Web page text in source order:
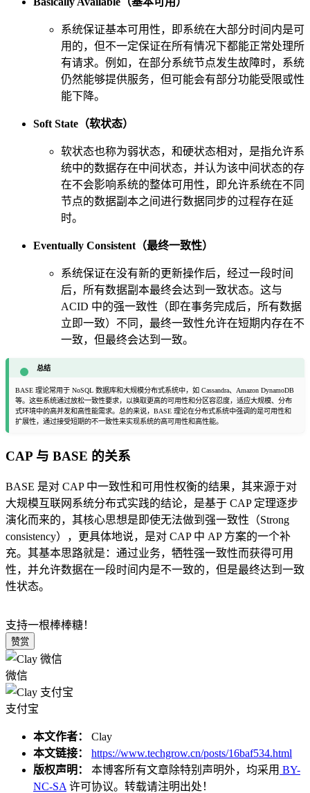
系统保证基本可用性，即系统在大部分时间内是可
用的，但不一定保证在所有情况下都能正常处理所
有请求。例如，在部分系统节点发生故障时，系统
仍然能够提供服务，但可能会有部分功能受限或性
能下降。
Soft State（软状态）
软状态也称为弱状态，和硬状态相对，是指允许系
统中的数据存在中间状态，并认为该中间状态的存
在不会影响系统的整体可用性，即允许系统在不同
节点的数据副本之间进行数据同步的过程存在延
时。
Eventually Consistent（最终一致性）
系统保证在没有新的更新操作后，经过一段时间
后，所有数据副本最终会达到一致状态。这与
ACID 中的强一致性（即在事务完成后，所有数据
立即一致）不同，最终一致性允许在短期内存在不
一致，但最终会达到一致。
总结
BASE 理论常用于 NoSQL 数据库和大规模分布式系统中，如 Cassandra、Amazon DynamoDB
等。这些系统通过放松一致性要求，以换取更高的可用性和分区容忍度，适应大规模、分布
式环境中的高并发和高性能需求。总的来说，BASE 理论在分布式系统中强调的是可用性和
扩展性，通过接受短期的不一致性来实现系统的高可用性和高性能。
CAP 与 BASE 的关系
BASE 是对 CAP 中一致性和可用性权衡的结果，其来源于对
大规模互联网系统分布式实践的结论，是基于 CAP 定理逐步
演化而来的，其核心思想是即使无法做到强一致性（Strong
consistency），更具体地说，是对 CAP 中 AP 方案的一个补
充。其基本思路就是：通过业务，牺牲强一致性而获得可用
性，并允许数据在一段时间内是不一致的，但是最终达到一致
性状态。
支持一根棒棒糖！
赞赏
微信
支付宝
本文作者：
Clay
本文链接：
https://www.techgrow.cn/posts/16baf534.html
版权声明：
本博客所有文章除特别声明外，均采用 BY-
NC-SA 许可协议。转载请注明出处！